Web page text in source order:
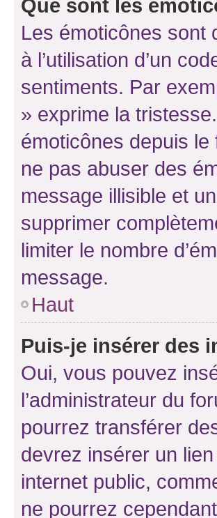
Que sont les
Les émoticônes sont
à l’utilisation d’un
sentiments. Par
» exprime la
émoticônes depuis
ne pas abuser des
message illisible et
supprimer
limiter le nombre
message.
Haut
Puis-je insérer des
Oui, vous pouvez
l’administrateur du
pourrez transférer
devrez insérer un
internet public,
ne pourrez